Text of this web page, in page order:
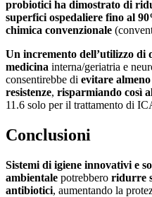
probiotici ha dimostrato di
superfici ospedaliere fino al
chimica convenzionale
Un incremento dell’utilizzo di
medicina interna/geriatria e
consentirebbe di evitare
resistenze, risparmiando così
11.6 solo per il trattamento di
Conclusioni
Sistemi di igiene innovativi e
ambientale potrebbero ridurre
antibiotici, aumentando la